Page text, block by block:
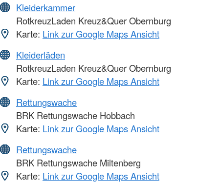
Kleiderkammer
RotkreuzLaden Kreuz&Quer Obernburg
Karte: Link zur Google Maps Ansicht
Kleiderläden
RotkreuzLaden Kreuz&Quer Obernburg
Karte: Link zur Google Maps Ansicht
Rettungswache
BRK Rettungswache Hobbach
Karte: Link zur Google Maps Ansicht
Rettungswache
BRK Rettungswache Miltenberg
Karte: Link zur Google Maps Ansicht